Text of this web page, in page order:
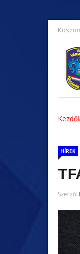
HÍREK
Szerző: